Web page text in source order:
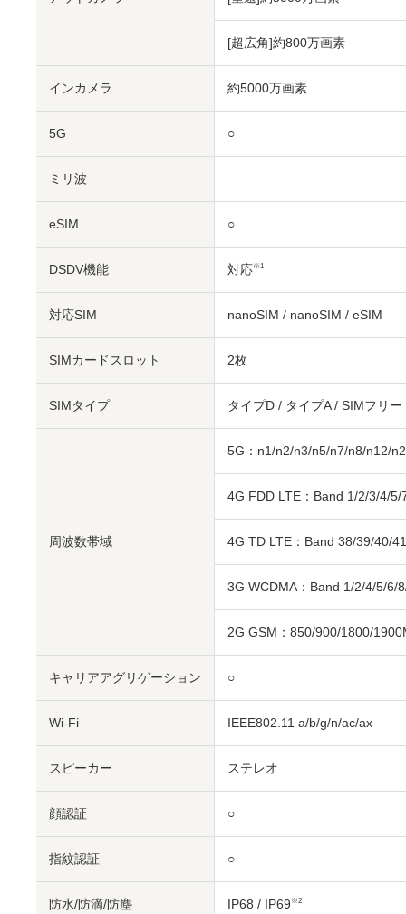
[超広角]約800万画素
インカメラ 約5000万画素
5G ○
ミリ波 ―
eSIM ○
DSDV機能 対応※1
対応SIM nanoSIM / nanoSIM / eSIM
SIMカードスロット 2枚
SIMタイプ タイプD / タイプA / SIMフリー
周波数帯域
5G：n1/n2/n3/n5/n7/n8/n12/
4G FDD LTE：Band 1/2/3/4/
4G TD LTE：Band 38/39/40/41
3G WCDMA：Band 1/2/4/5/6/
2G GSM：850/900/1800/
キャリアアグリゲーション ○
Wi-Fi IEEE802.11 a/b/g/n/ac/ax
スピーカー ステレオ
顔認証 ○
指紋認証 ○
防水/防滴/防塵 IP68 / IP69 ※2